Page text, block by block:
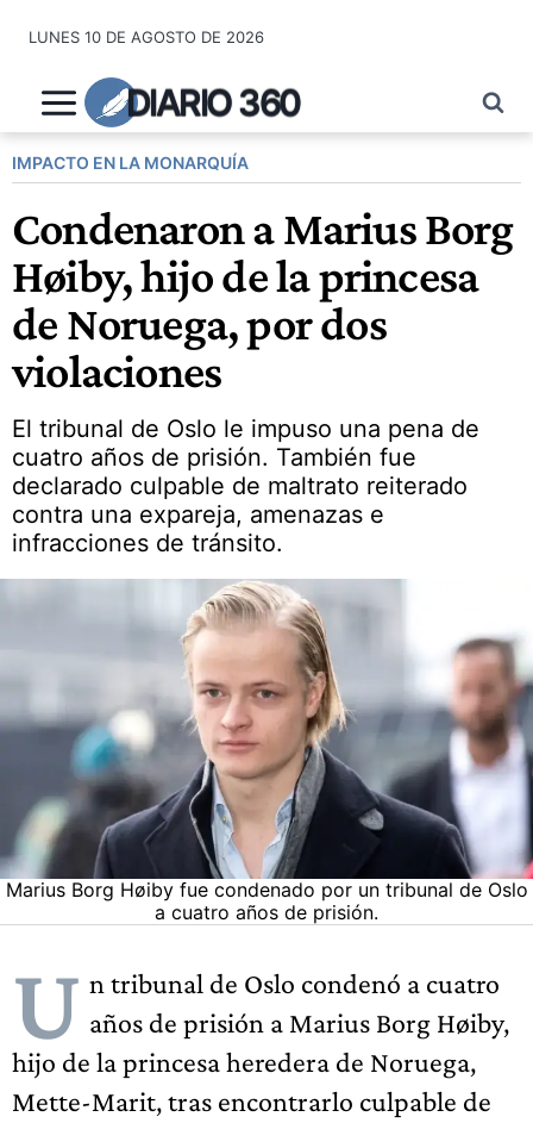
contenido
LUNES 10 DE AGOSTO DE 2026
DIARIO 360
IMPACTO EN LA MONARQUÍA
Condenaron a Marius Borg
Høiby, hijo de la princesa
de Noruega, por dos
violaciones
El tribunal de Oslo le impuso una pena de
cuatro años de prisión. También fue
declarado culpable de maltrato reiterado
contra una expareja, amenazas e
infracciones de tránsito.
Marius Borg Høiby fue condenado por un tribunal de Oslo
a cuatro años de prisión.
U n tribunal de Oslo condenó a cuatro
años de prisión a Marius Borg Høiby,
hijo de la princesa heredera de Noruega,
Mette-Marit, tras encontrarlo culpable de